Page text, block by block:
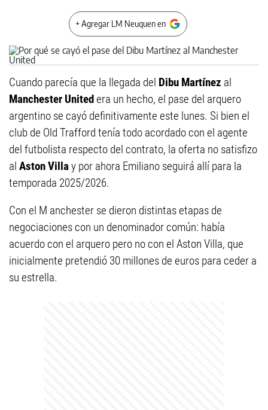
+ Agregar LM Neuquen en
Cuando parecía que la llegada del Dibu Martínez al
Manchester Unitedera un hecho, el pase del arquero
argentino se cayó definitivamente este lunes. Si bien el
club de Old Trafford tenía todo acordado con el agente
del futbolista respecto del contrato, la oferta no satisfizo
al Aston Villay por ahora Emiliano seguirá allí para la
temporada 2025/2026.
Con el M anchester se dieron distintas etapas de
negociaciones con un denominador común: había
acuerdo con el arquero pero no con el Aston Villa, que
inicialmente pretendió 30 millones de euros para ceder a
su estrella.